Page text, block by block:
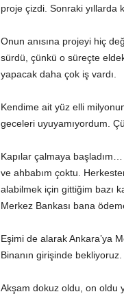
proje çizdi. Sonraki yıllarda
Onun anısına projeyi hiç
sürdü, çünkü o süreçte
yapacak daha çok iş vardı.
Kendime ait yüz elli
geceleri uyuyamıyordum.
Kapılar çalmaya
ve ahbabım çoktu.
alabilmek için gittiğim bazı
Merkez Bankası bana
Eşimi de alarak Ankara’ya
Binanın girişinde bekliyoruz.
Akşam dokuz oldu, on oldu